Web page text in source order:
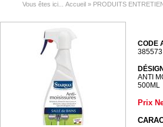
Vous êtes ici... Accueil » PRODUITS
CODE
385573
ANTI
500ML
Prix